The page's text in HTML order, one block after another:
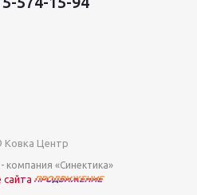
Ковка Центр
- компания «Синектика»